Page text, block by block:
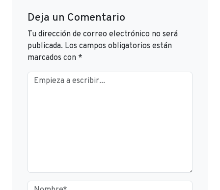
Deja un Comentario
Tu dirección de correo electrónico no será
publicada. Los campos obligatorios están
marcados con *